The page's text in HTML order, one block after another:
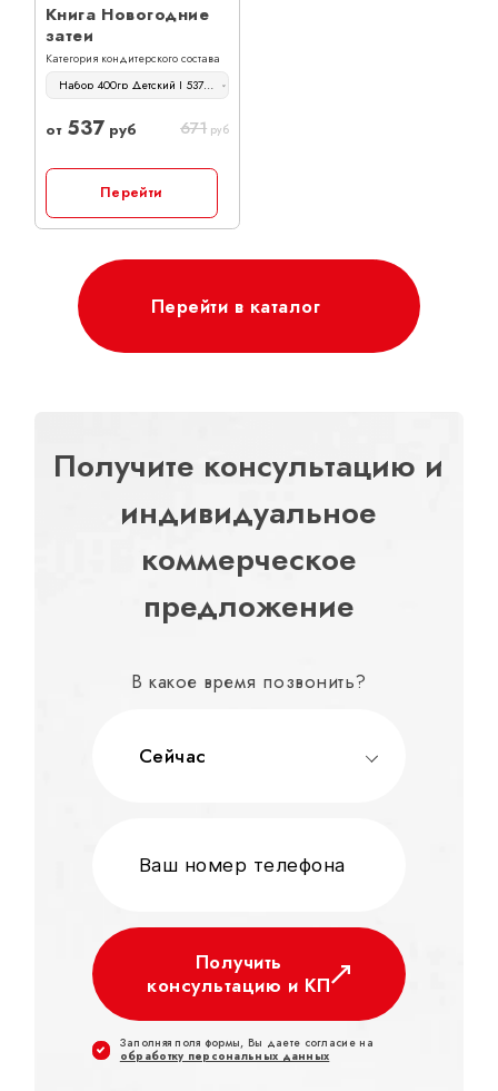
Книга Новогодние
затеи
Категория кондитерского состава
Набор 400гр Детский | 537 руб
от 537 руб 671 руб
Перейти
Перейти в каталог
Получите консультацию и
индивидуальное
коммерческое
предложение
В какое время позвонить?
Сейчас
Получить
консультацию и КП
Заполняя поля формы, Вы даете согласие на
обработку персональных данных